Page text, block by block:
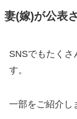
妻(嫁)が公表
SNSでもたくさ
す。
一部をご紹介し